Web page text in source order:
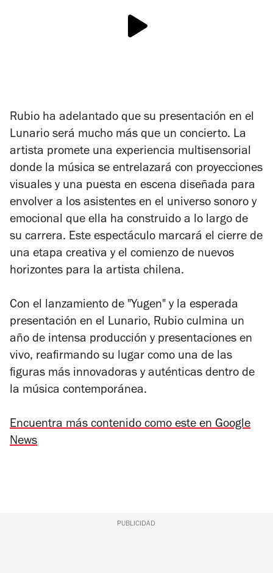
Rubio ha adelantado que su presentación en el
Lunario será mucho más que un concierto. La
artista promete una experiencia multisensorial
donde la música se entrelazará con proyecciones
visuales y una puesta en escena diseñada para
envolver a los asistentes en el universo sonoro y
emocional que ella ha construido a lo largo de
su carrera. Este espectáculo marcará el cierre de
una etapa creativa y el comienzo de nuevos
horizontes para la artista chilena.
Con el lanzamiento de "Yugen" y la esperada
presentación en el Lunario, Rubio culmina un
año de intensa producción y presentaciones en
vivo, reafirmando su lugar como una de las
figuras más innovadoras y auténticas dentro de
la música contemporánea.
Encuentra más contenido como este en Google
News
PUBLICIDAD